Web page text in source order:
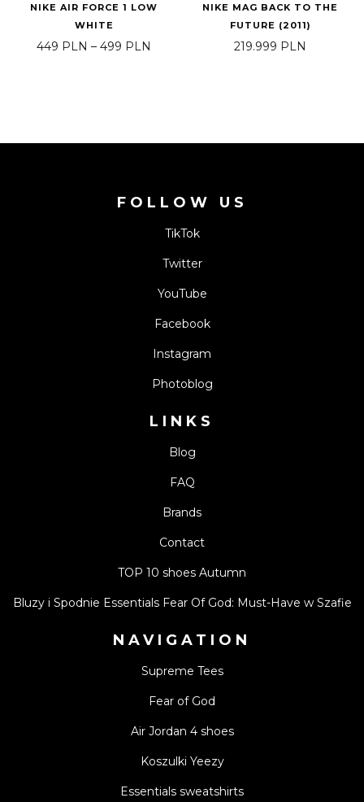
NIKE AIR FORCE 1 LOW
WHITE
449 PLN – 499 PLN Price range: 449 PLN through 499
NIKE MAG BACK TO THE
FUTURE (2011)
219.999 PLN
FOLLOW US
TikTok
Twitter
YouTube
Facebook
Instagram
Photoblog
LINKS
Blog
FAQ
Brands
Contact
TOP 10 shoes Autumn
Bluzy i Spodnie Essentials Fear Of God: Must-Have w Szafie
NAVIGATION
Supreme Tees
Fear of God
Air Jordan 4 shoes
Koszulki Yeezy
Essentials sweatshirts